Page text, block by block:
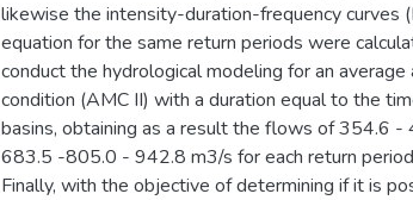
likewise the intensity-duration-frequency curves
equation for the same return periods were
conduct the hydrological modeling for an
condition (AMC II) with a duration equal to the
basins, obtaining as a result the flows of 354.6
683.5 -805.0 - 942.8 m3/s for each return
Finally, with the objective of determining if it is